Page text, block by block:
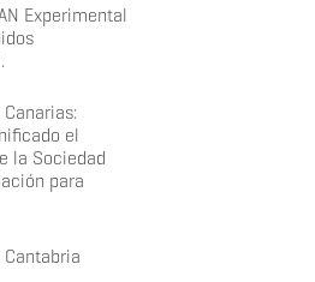
Experimental
el
la Sociedad
para